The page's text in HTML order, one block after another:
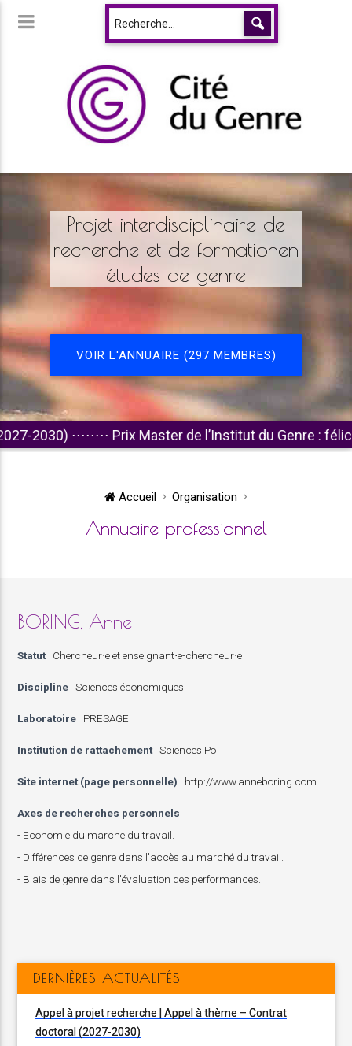
Projet interdisciplinaire de
recherche et de formationen
études de genre
VOIR L'ANNUAIRE (297 MEMBRES)
⋅⋅⋅⋅⋅⋅⋅⋅Prix Master de l’Institut du Genre : félicitations
Accueil Organisation
Annuaire professionnel
BORING, Anne
Statut Chercheur⋅e et enseignant⋅e-chercheur⋅e
Discipline Sciences économiques
Laboratoire PRESAGE
Institution de rattachement Sciences Po
Site internet (page personnelle) http://www.anneboring.com
Axes de recherches personnels
- Economie du marche du travail.
- Différences de genre dans l'accès au marché du travail.
- Biais de genre dans l'évaluation des performances.
DERNIÈRES ACTUALITÉS
Appel à projet recherche | Appel à thème – Contrat
doctoral (2027-2030)